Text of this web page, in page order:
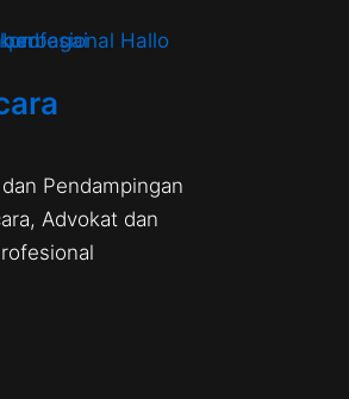
Pendampingan
Advokat dan